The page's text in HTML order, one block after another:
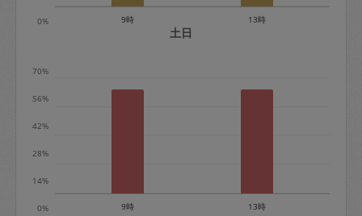
※キャンセル料金の設定について：
相当で料金設定されています。
0% 9時 13時
土日
0%
14%
28%
42%
56%
70%
9時 13時